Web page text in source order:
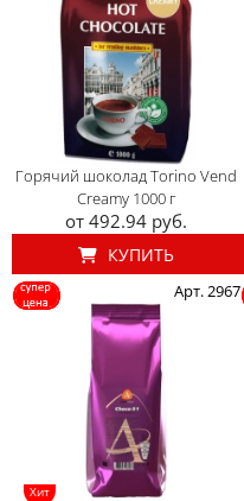
Горячий шоколад Torino Vend
Creamy 1000 г
от 492.94 руб.
КУПИТЬ
Хит
Арт. 2967